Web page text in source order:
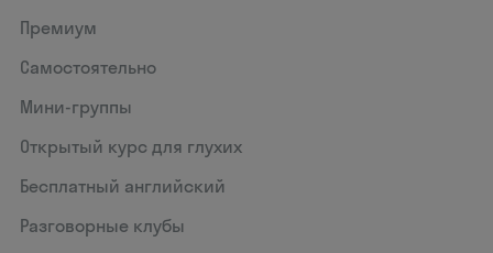
Премиум
Самостоятельно
Мини-группы
Открытый курс для глухих
Бесплатный английский
Разговорные клубы